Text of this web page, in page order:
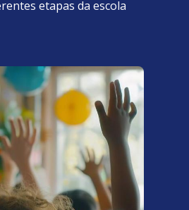
etapas da escola